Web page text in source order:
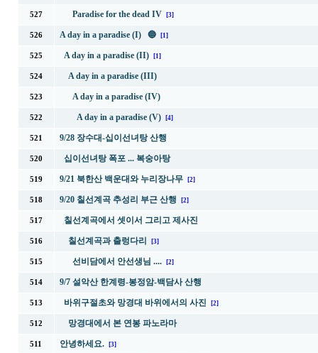
527 Paradise for the dead IV [3]
526 A day in a paradise (I) 🔵 [1]
525 A day in a paradise (II) [1]
524 A day in a paradise (III)
523 A day in a paradise (IV)
522 A day in a paradise (V) [4]
521 9/28 장수대-십이선녀탕 산행
520 십이선녀탕 폭포 ... 복숭아탕
519 9/21 북한산 백운대와 누리장나무 [2]
518 9/20 칠선계곡 추성리 부근 산행 [2]
517 칠선계곡에서 셋이서 그리고 제사진
516 칠선계곡과 출렁다리 [3]
515 선비담에서 안선생님 .... [2]
514 9/7 설악산 한계령-봉정암-백담사 산행
513 바위구절초와 망경대 바위에서의 사진 [2]
512 망경대에서 본 연봉 파노라마
511 안녕하세요. [3]